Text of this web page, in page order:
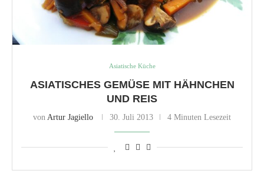
Asiatische Küche
ASIATISCHES GEMÜSE MIT HÄHNCHEN
UND REIS
von Artur Jagiello 30. Juli 2013 4 Minuten Lesezeit